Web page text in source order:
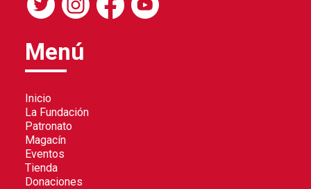
Menú
Inicio
La Fundación
Patronato
Magacín
Eventos
Tienda
Donaciones